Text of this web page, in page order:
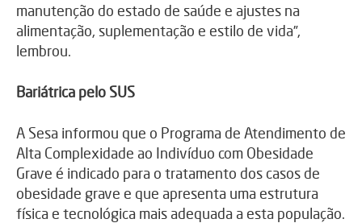
manutenção do estado de saúde e ajustes na
alimentação, suplementação e estilo de vida”,
lembrou.
Bariátrica pelo SUS
A Sesa informou que o Programa de Atendimento de
Alta Complexidade ao Indivíduo com Obesidade
Grave é indicado para o tratamento dos casos de
obesidade grave e que apresenta uma estrutura
física e tecnológica mais adequada a esta população.